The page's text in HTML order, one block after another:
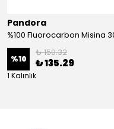
Pandora
%10
₺ 150.32
₺ 135.29
1 Kalınlık